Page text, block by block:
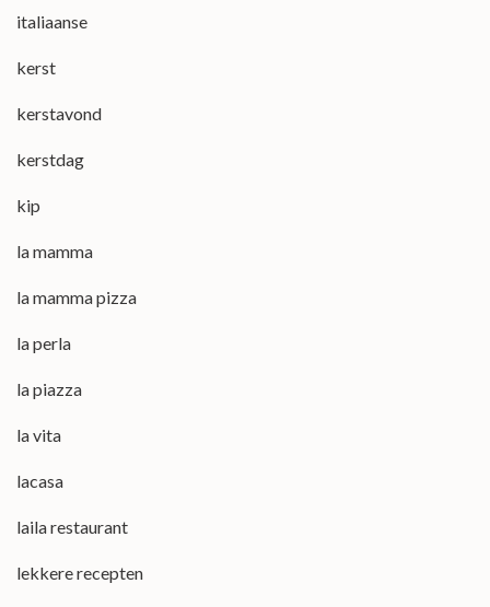
italiaanse
kerst
kerstavond
kerstdag
kip
la mamma
la mamma pizza
la perla
la piazza
la vita
lacasa
laila restaurant
lekkere recepten